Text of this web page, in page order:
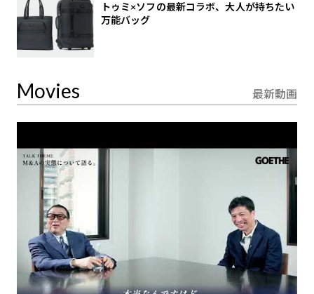
トゥミ×ソフの最新コラボ、大人が持ちたい
万能バッグ
Movies 最新動画